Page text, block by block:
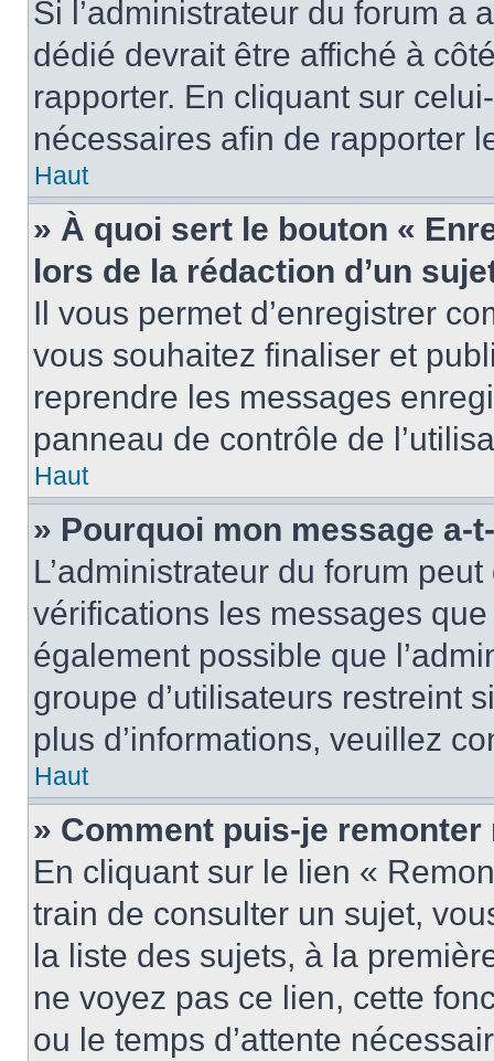
Si l’administrateur du forum a
dédié devrait être affiché à
rapporter. En cliquant sur
nécessaires afin de rapporter
Haut
» À quoi sert le bouton «
lors de la rédaction d’un
Il vous permet d’enregistrer
vous souhaitez finaliser et
reprendre les messages
panneau de contrôle de
Haut
» Pourquoi mon message a-
L’administrateur du forum
vérifications les messages
également possible que
groupe d’utilisateurs restreint
plus d’informations, veuillez
Haut
» Comment puis-je
En cliquant sur le lien «
train de consulter un sujet,
la liste des sujets, à la
ne voyez pas ce lien, cette
ou le temps d’attente